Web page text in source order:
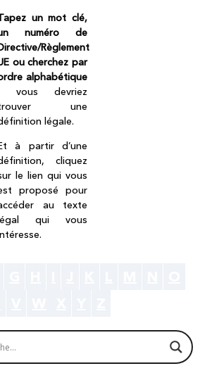
un mot clé,
numéro de
Règlement
ou cherchez par
alphabétique
vous devriez
une
légale.
à partir d’une
cliquez
le lien qui vous
proposé pour
au texte
qui vous